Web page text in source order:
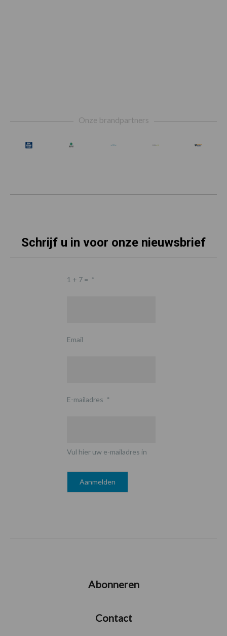
Onze brandpartners
Schrijf u in voor onze nieuwsbrief
1 + 7 = *
Email
E-mailadres *
Vul hier uw e-mailadres in
Abonneren
Contact